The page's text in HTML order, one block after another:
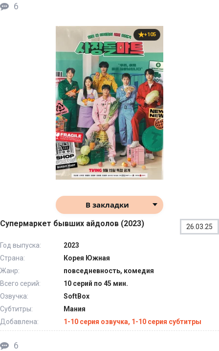
6
+105
В закладки
Супермаркет бывших айдолов (2023) 26.03.25
Год выпуска:
2023
Страна:
Корея Южная
Жанр:
повседневность, комедия
Всего серий:
10 серий по 45 мин.
Озвучка:
SoftBox
Субтитры:
Мания
Добавлена:
1-10 серия озвучка, 1-10 серия субтитры
6